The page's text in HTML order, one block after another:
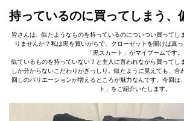
持っているのに買ってしまう、
皆さんは、似たようなものを持っているのについつい買ってし
りませんか？私は黒を買いがちで、クローゼットを開けば真
「黒スカート」がマイブームです。
似ているものを持っていない？と主人に言われながら買ってし
しか分からないこだわりがぎっしり。似たように見えても、合
回しのバリエーションが増えるところが魅力なんです。今回は
ト」をご紹介いたします。